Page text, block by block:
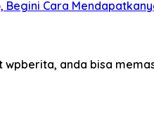
Begini Cara
anda bisa